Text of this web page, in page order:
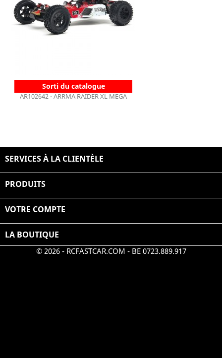
Sorti du catalogue
AR102642 - ARRMA RAIDER XL MEGA
SERVICES À LA CLIENTÈLE
PRODUITS
VOTRE COMPTE
LA BOUTIQUE
© 2026 - RCFASTCAR.COM - BE 0723.889.917